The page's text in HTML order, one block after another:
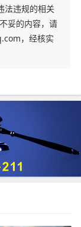
法违规的相关
妥的内容，请
，经核实